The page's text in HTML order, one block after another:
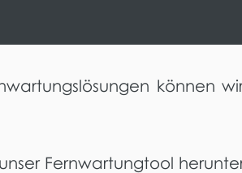
können
Fernwartungtool